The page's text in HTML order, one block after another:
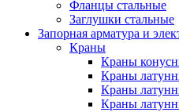
Фланцы стальные
Заглушки стальные
Запорная арматура и
Краны
Краны
Краны
Краны
Краны